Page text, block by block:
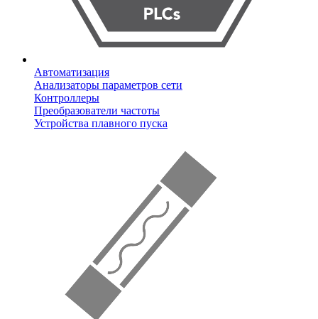
Автоматизация
Анализаторы параметров сети
Контроллеры
Преобразователи частоты
Устройства плавного пуска